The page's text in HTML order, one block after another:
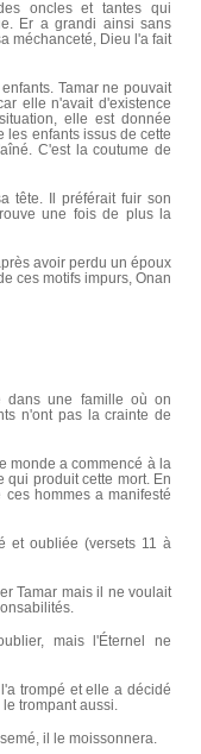
oncles et tantes qui
Er a grandi ainsi sans
méchanceté, Dieu l'a fait
Tamar ne pouvait
elle n'avait d'existence
elle est donnée
les enfants issus de cette
C'est la coutume de
tête. Il préférait fuir son
une fois de plus la
avoir perdu un époux
ces motifs impurs, Onan
dans une famille où on
n'ont pas la crainte de
monde a commencé à la
qui produit cette mort. En
hommes a manifesté
et oubliée (versets 11 à
Tamar mais il ne voulait
mais l'Éternel ne
trompé et elle a décidé
trompant aussi.
il le moissonnera.